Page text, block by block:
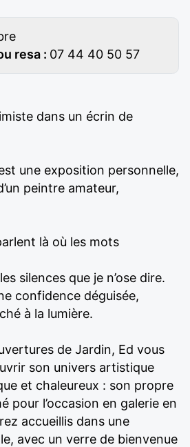
resa : 07 44 40 50 57
dans un écrin de
une exposition personnelle,
peintre amateur,
là où les mots
silences que je n’ose dire.
confidence déguisée,
à la lumière.
de Jardin, Ed vous
son univers artistique
et chaleureux : son propre
pour l’occasion en galerie en
accueillis dans une
avec un verre de bienvenue